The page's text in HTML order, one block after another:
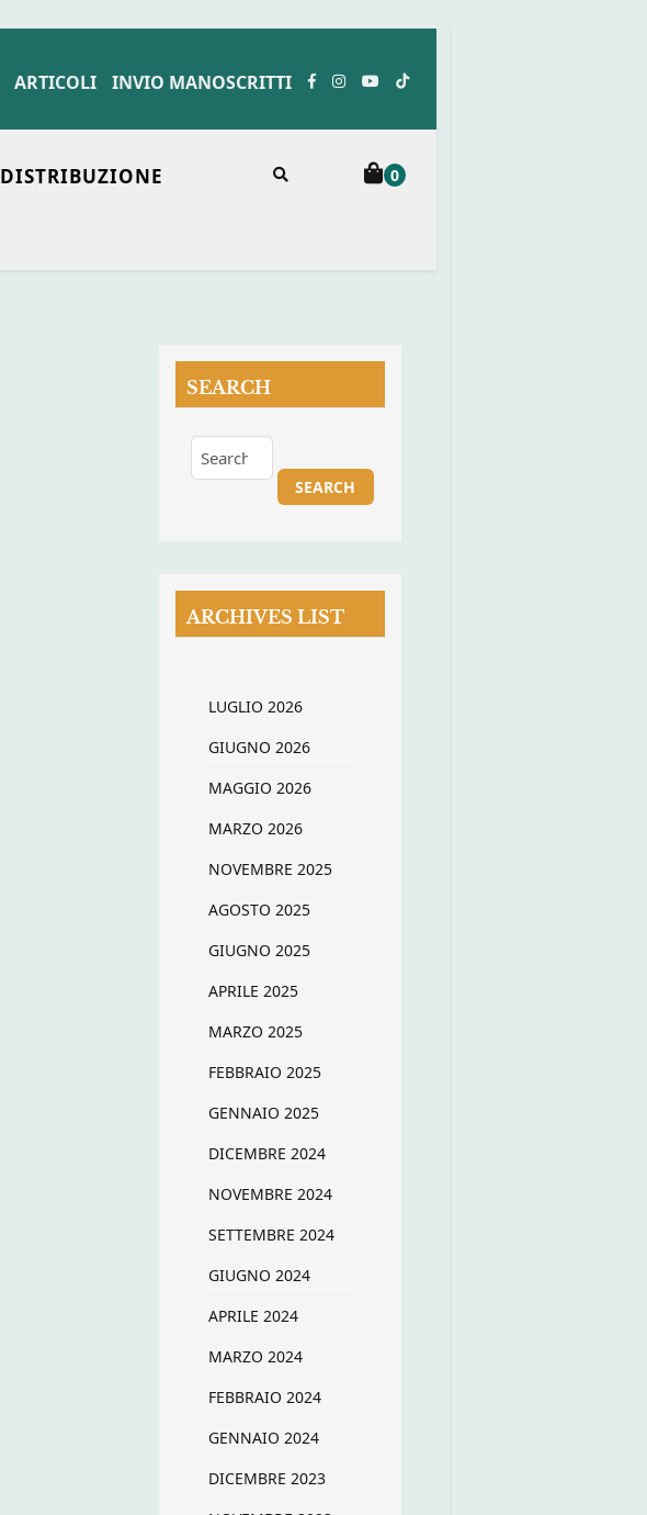
ARTICOLI INVIO MANOSCRITTI
DISTRIBUZIONE
0
SEARCH
ARCHIVES LIST
LUGLIO 2026
GIUGNO 2026
MAGGIO 2026
MARZO 2026
NOVEMBRE 2025
AGOSTO 2025
GIUGNO 2025
APRILE 2025
MARZO 2025
FEBBRAIO 2025
GENNAIO 2025
DICEMBRE 2024
NOVEMBRE 2024
SETTEMBRE 2024
GIUGNO 2024
APRILE 2024
MARZO 2024
FEBBRAIO 2024
GENNAIO 2024
DICEMBRE 2023